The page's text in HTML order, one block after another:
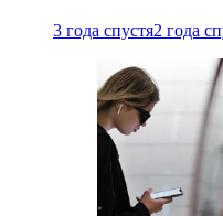
3 года спустя2 года